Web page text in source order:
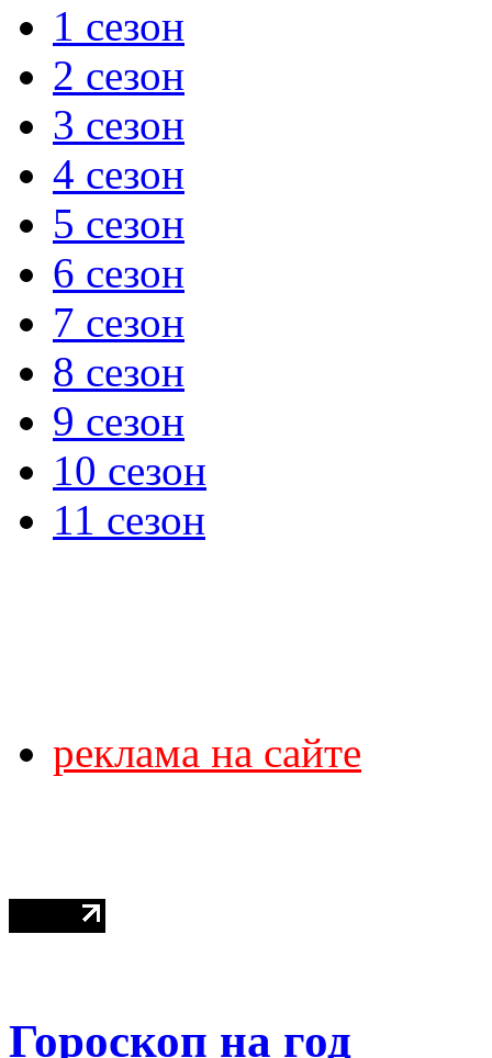
1 сезон
2 сезон
3 сезон
4 сезон
5 сезон
6 сезон
7 сезон
8 сезон
9 сезон
10 сезон
11 сезон
реклама на сайте
Гороскоп на год